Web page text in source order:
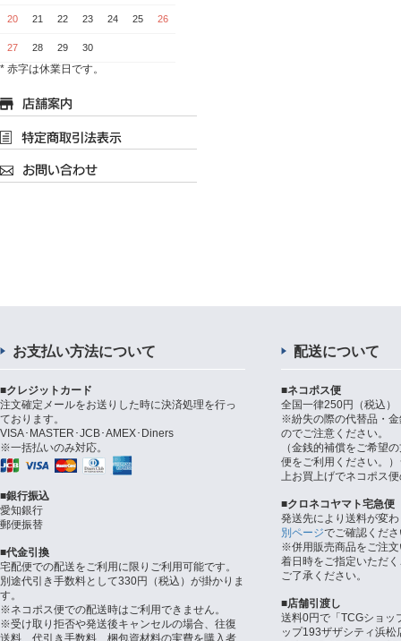
20 21 22 23 24 25 26
27 28 29 30
* 赤字は休業日です。
お支払い方法について
■クレジットカード
注文確定メールをお送りした時に決済処理を行っ
ております。
VISA･MASTER･JCB･AMEX･Diners
※一括払いのみ対応。
■銀行振込
愛知銀行
郵便振替
■代金引換
宅配便での配送をご利用に限りご利用可能です。
別途代引き手数料として330円（税込）が掛かりま
す。
※ネコポス便での配送時はご利用できません。
※受け取り拒否や発送後キャンセルの場合、往復
送料、代引き手数料、梱包資材料の実費を購入者
配送について
■ネコポス便
全国一律250円（税込）
※紛失の際の代替品・
のでご注意ください。
（金銭的補償をご希望
便をご利用ください。
上お買上げでネコポス
■クロネコヤマト宅急便
発送先により送料が変
別ページでご確認くだ
※併用販売商品をご注
着日時をご指定いただ
ご了承ください。
■店舗引渡し
送料0円で「TCGショッ
ップ193ザザシティ浜